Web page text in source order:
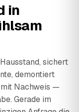
in
sichert
demontiert
Nachweis —
Gerade im